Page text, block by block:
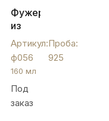
Фужер
из
серебра
«Лазер»,
ф056
Артикул:
ф056
Проба:
925
160 мл
Под
заказ